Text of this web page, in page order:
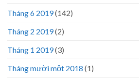
Tháng 6 2019(142)
Tháng 2 2019(2)
Tháng 1 2019(3)
Tháng mười một 2018 (1)